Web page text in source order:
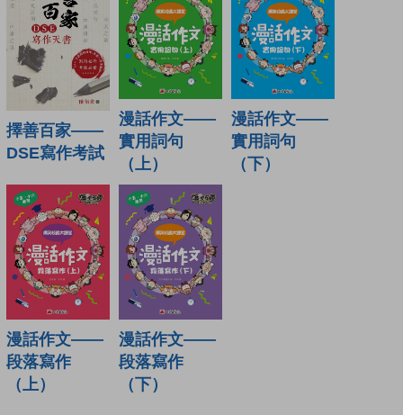
擇善百家——
DSE寫作考試
漫話作文——
實用詞句
（上）
漫話作文——
實用詞句
（下）
漫話作文——
段落寫作
（上）
漫話作文——
段落寫作
（下）